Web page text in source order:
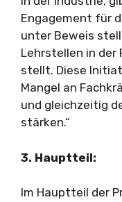
Engagement für
unter Beweis
Lehrstellen in der
stellt. Diese
Mangel an
und gleichzeitig
stärken.“
3. Hauptteil:
Im Hauptteil der